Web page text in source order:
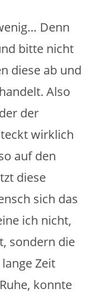
Denn
bitte nicht
diese ab und
Also
der
wirklich
auf den
diese
sich das
ich nicht,
sondern die
Zeit
konnte